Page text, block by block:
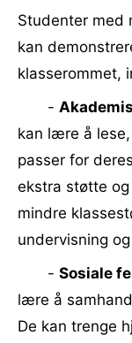
Studenter med
kan
klasserommet,
-
kan lære å
passer for
ekstra støtte
mindre
undervisning
- Sosiale
lære å
De kan trenge